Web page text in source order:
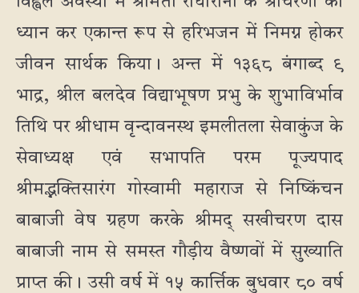
ध्यान कर एकान्त रूप से हरिभजन में निमग्न होकर
जीवन सार्थक किया। अन्त में १३६८ बंगाब्द ९
भाद्र, श्रील बलदेव विद्याभूषण प्रभु के शुभाविर्भाव
तिथि पर श्रीधाम वृन्दावनस्थ इमलीतला सेवाकुंज के
सेवाध्यक्ष एवं सभापति परम पूज्यपाद
श्रीमद्भक्तिसारंग गोस्वामी महाराज से निष्किंचन
बाबाजी वेष ग्रहण करके श्रीमद् सखीचरण दास
बाबाजी नाम से समस्त गौड़ीय वैष्णवों में सुख्याति
प्राप्त की। उसी वर्ष में १५ कार्त्तिक बुधवार ८० वर्ष